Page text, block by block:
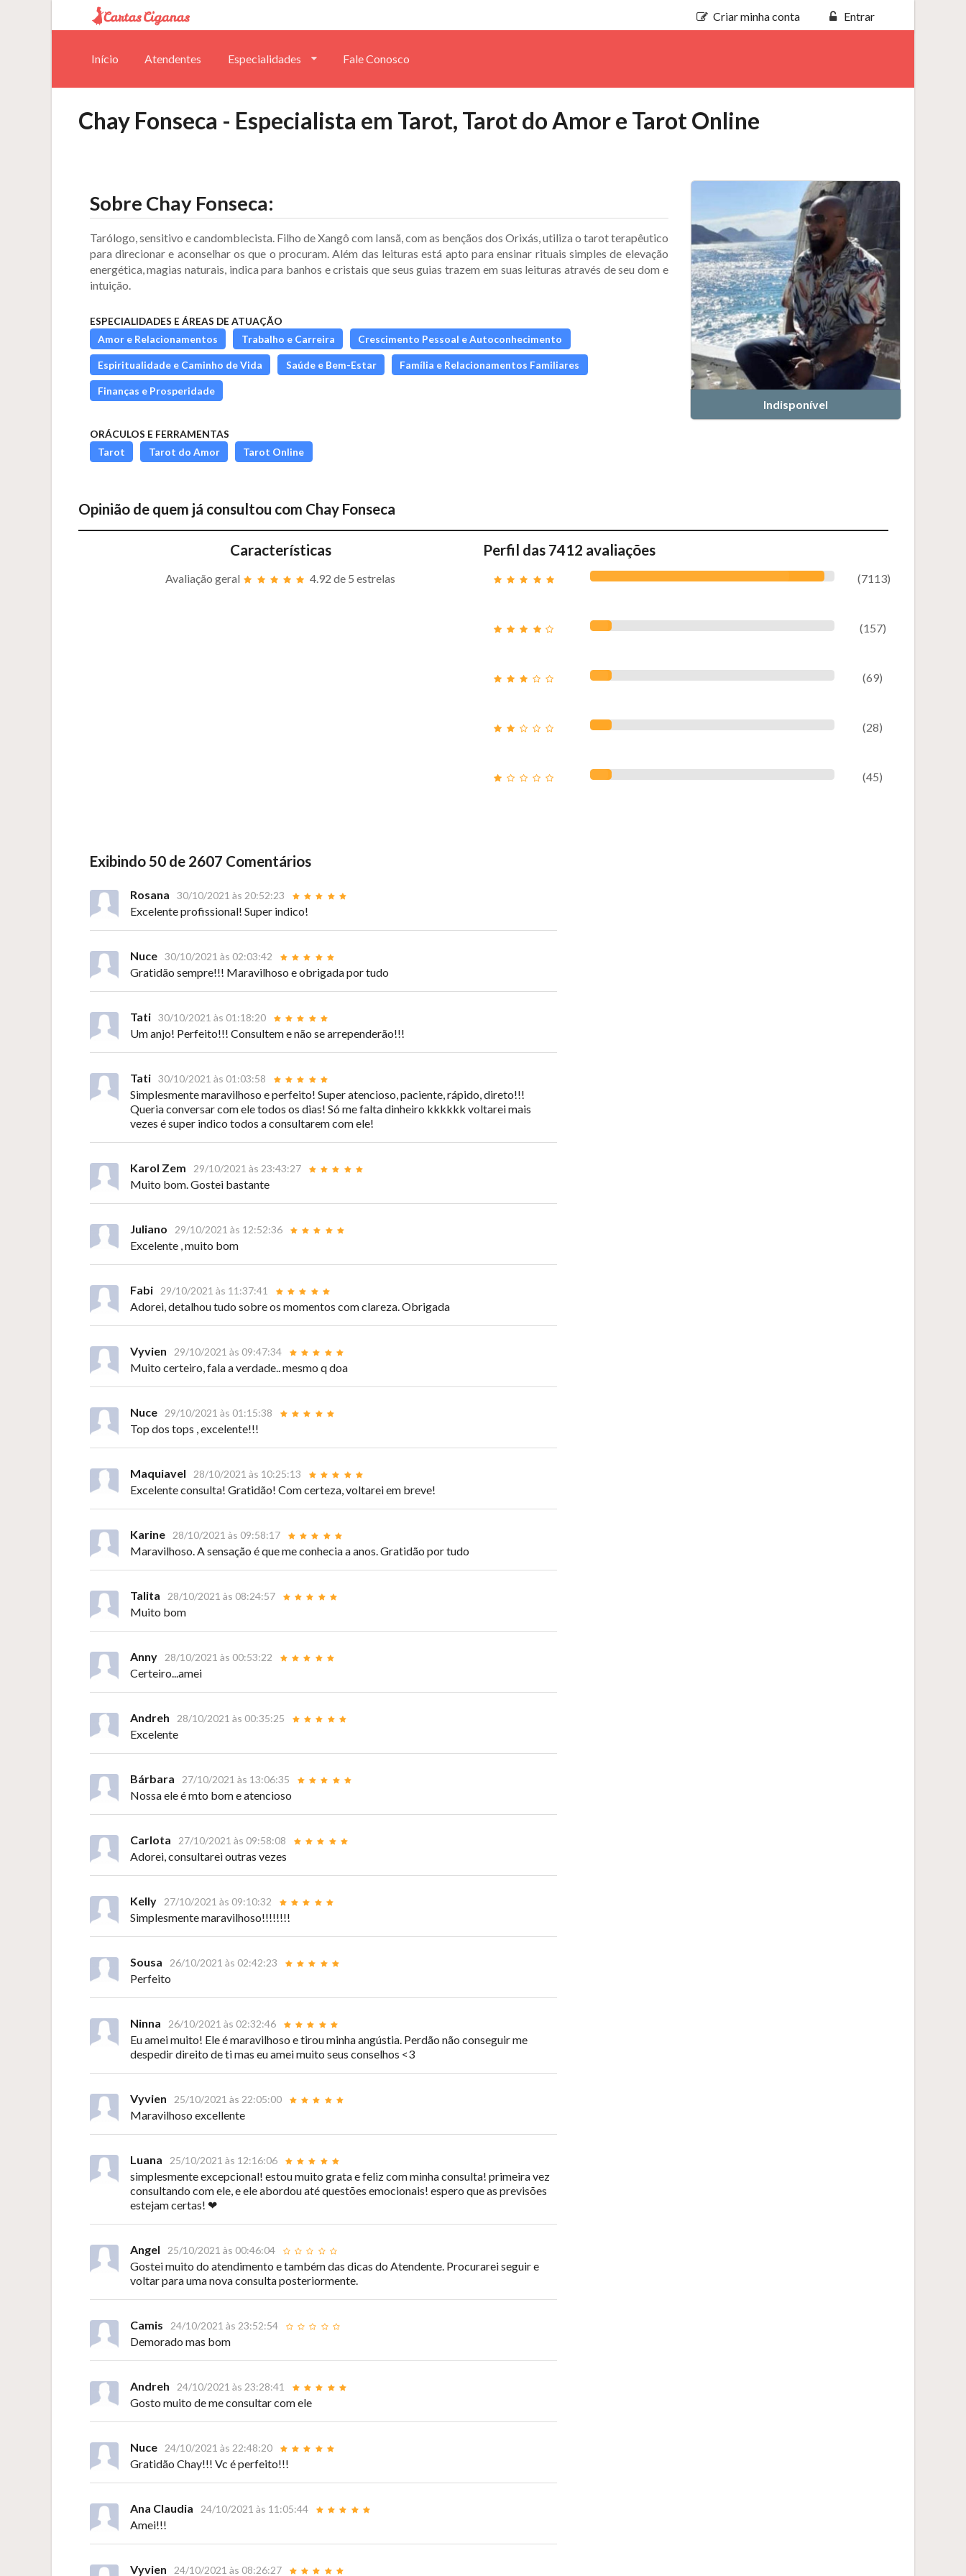
Criar minha conta Entrar
Início Atendentes Especialidades Fale Conosco
Chay Fonseca - Especialista em Tarot, Tarot do Amor e Tarot Online
Sobre Chay Fonseca:
Tarólogo, sensitivo e candomblecista. Filho de Xangô com Iansã, com as bençãos dos Orixás, utiliza o tarot terapêutico
para direcionar e aconselhar os que o procuram. Além das leituras está apto para ensinar rituais simples de elevação
energética, magias naturais, indica para banhos e cristais que seus guias trazem em suas leituras através de seu dom e
intuição.
ESPECIALIDADES E ÁREAS DE ATUAÇÃO
Amor e Relacionamentos
Trabalho e Carreira Crescimento Pessoal e Autoconhecimento
Espiritualidade e Caminho de Vida Saúde e Bem-Estar Família e Relacionamentos Familiares
Finanças e Prosperidade
ORÁCULOS E FERRAMENTAS
Tarot
Tarot do Amor Tarot Online
Indisponível
Opinião de quem já consultou com Chay Fonseca
Características
Avaliação geral 4.92 de 5 estrelas
Perfil das 7412 avaliações
(7113)
(157)
(69)
(28)
(45)
Exibindo 50 de 2607 Comentários
Rosana 30/10/2021 às 20:52:23
Excelente profissional! Super indico!
Nuce 30/10/2021 às 02:03:42
Gratidão sempre!!! Maravilhoso e obrigada por tudo
Tati 30/10/2021 às 01:18:20
Um anjo! Perfeito!!! Consultem e não se arrependerão!!!
Tati 30/10/2021 às 01:03:58
Simplesmente maravilhoso e perfeito! Super atencioso, paciente, rápido, direto!!!
Queria conversar com ele todos os dias! Só me falta dinheiro kkkkkk voltarei mais
vezes é super indico todos a consultarem com ele!
Karol Zem 29/10/2021 às 23:43:27
Muito bom. Gostei bastante
Juliano 29/10/2021 às 12:52:36
Excelente , muito bom
Fabi 29/10/2021 às 11:37:41
Adorei, detalhou tudo sobre os momentos com clareza. Obrigada
Vyvien 29/10/2021 às 09:47:34
Muito certeiro, fala a verdade.. mesmo q doa
Nuce 29/10/2021 às 01:15:38
Top dos tops , excelente!!!
Maquiavel 28/10/2021 às 10:25:13
Excelente consulta! Gratidão! Com certeza, voltarei em breve!
Karine 28/10/2021 às 09:58:17
Maravilhoso. A sensação é que me conhecia a anos. Gratidão por tudo
Talita 28/10/2021 às 08:24:57
Muito bom
Anny 28/10/2021 às 00:53:22
Certeiro...amei
Andreh 28/10/2021 às 00:35:25
Excelente
Bárbara 27/10/2021 às 13:06:35
Nossa ele é mto bom e atencioso
Carlota 27/10/2021 às 09:58:08
Adorei, consultarei outras vezes
Kelly 27/10/2021 às 09:10:32
Simplesmente maravilhoso!!!!!!!!
Sousa 26/10/2021 às 02:42:23
Perfeito
Ninna 26/10/2021 às 02:32:46
Eu amei muito! Ele é maravilhoso e tirou minha angústia. Perdão não conseguir me
despedir direito de ti mas eu amei muito seus conselhos <3
Vyvien 25/10/2021 às 22:05:00
Maravilhoso excellente
Luana 25/10/2021 às 12:16:06
simplesmente excepcional! estou muito grata e feliz com minha consulta! primeira vez
consultando com ele, e ele abordou até questões emocionais! espero que as previsões
estejam certas! ❤
Angel 25/10/2021 às 00:46:04
Gostei muito do atendimento e também das dicas do Atendente. Procurarei seguir e
voltar para uma nova consulta posteriormente.
Camis 24/10/2021 às 23:52:54
Demorado mas bom
Andreh 24/10/2021 às 23:28:41
Gosto muito de me consultar com ele
Nuce 24/10/2021 às 22:48:20
Gratidão Chay!!! Vc é perfeito!!!
Ana Claudia 24/10/2021 às 11:05:44
Amei!!!
Vyvien 24/10/2021 às 08:26:27